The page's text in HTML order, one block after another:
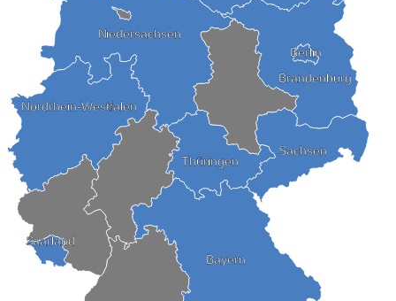
Nordrhein-Westfalen
Niedersachsen
Thüringen
Saarland
Bayern
Sachsen
Brandenburg
Berlin